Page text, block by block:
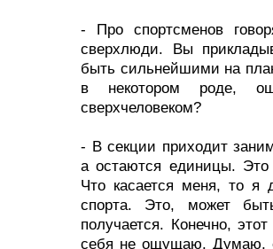
- Про спортсменов
сверхлюди. Вы
быть сильнейшими на
в некотором роде,
сверхчеловеком?
- В секции приходит
а остаются единицы. Это
Что касается меня, то
спорта. Это, может
получается. Конечно,
себя не ощущаю. Думаю,